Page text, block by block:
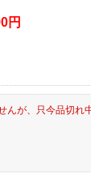
円
んが、只今品切れ